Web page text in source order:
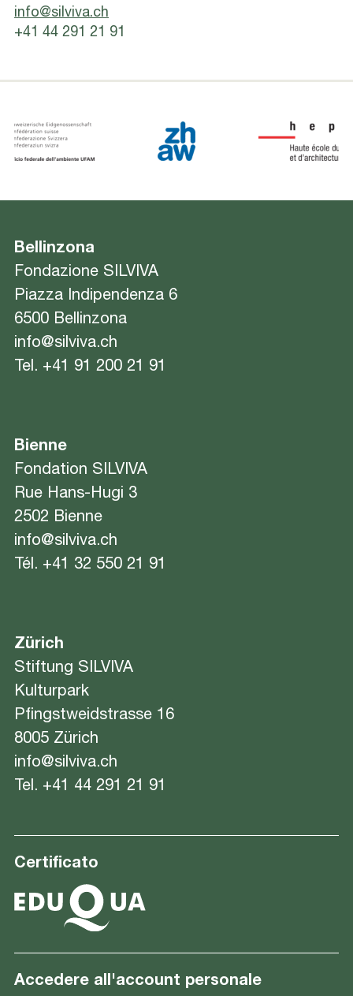
info@silviva.ch
+41 44 291 21 91
Bellinzona
Fondazione SILVIVA
Piazza Indipendenza 6
6500 Bellinzona
info@silviva.ch
Tel. +41 91 200 21 91
Bienne
Fondation SILVIVA
Rue Hans-Hugi 3
2502 Bienne
info@silviva.ch
Tél. +41 32 550 21 91
Zürich
Stiftung SILVIVA
Kulturpark
Pfingstweidstrasse 16
8005 Zürich
info@silviva.ch
Tel. +41 44 291 21 91
Certificato
Accedere all'account personale